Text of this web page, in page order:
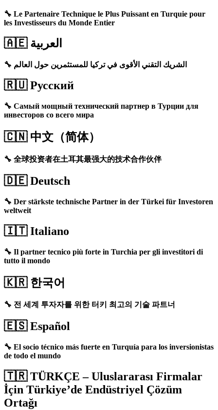
🔧 Le Partenaire Technique le Plus Puissant en Turquie pour
les Investisseurs du Monde Entier
🇦🇪 العربية
🔧 الشريك التقني الأقوى في تركيا للمستثمرين حول العالم
🇷🇺Русский
🔧 Самый мощный технический партнер в Турции для
инвесторов со всего мира
🇨🇳 中文（简体）
🔧 全球投资者在土耳其最强大的技术合作伙伴
🇩🇪Deutsch
🔧 Der stärkste technische Partner in der Türkei für Investoren
weltweit
🇮🇹Italiano
🔧 Il partner tecnico più forte in Turchia per gli investitori di
tutto il mondo
🇰🇷 한국어
🔧 전 세계 투자자를 위한 터키 최고의 기술 파트너
🇪🇸Español
🔧 El socio técnico más fuerte en Turquía para los inversionistas
de todo el mundo
🇹🇷TÜRKÇE – Uluslararası Firmalar
İçin Türkiye’de Endüstriyel Çözüm
Ortağı